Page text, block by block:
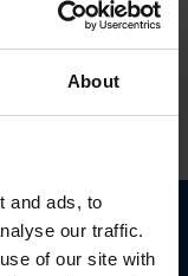
About
and ads, to
our traffic.
of our site with